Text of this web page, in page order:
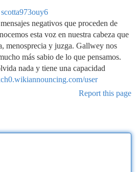
scotta973ouy6
negativos que proceden de
esta voz en nuestra cabeza que
menosprecia y juzga. Gallwey nos
más sabio de lo que pensamos.
nada y tiene una capacidad
user
Report this page